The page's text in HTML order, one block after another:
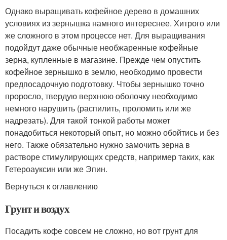
Однако выращивать кофейное дерево в домашних
условиях из зернышка намного интереснее. Хитрого или
же сложного в этом процессе нет. Для выращивания
подойдут даже обычные необжаренные кофейные
зерна, купленные в магазине. Прежде чем опустить
кофейное зернышко в землю, необходимо провести
предпосадочную подготовку. Чтобы зернышко точно
проросло, твердую верхнюю оболочку необходимо
немного нарушить (распилить, проломить или же
надрезать). Для такой тонкой работы может
понадобиться некоторый опыт, но можно обойтись и без
него. Также обязательно нужно замочить зерна в
растворе стимулирующих средств, например таких, как
Гетероауксин или же Эпин.
Вернуться к оглавлению
Грунт и воздух
Посадить кофе совсем не сложно, но вот грунт для